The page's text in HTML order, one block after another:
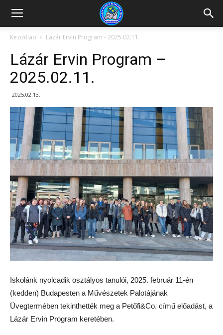
Kazincbarcikai
Pollack
Mihály
Általános
Iskola
Kezdőlap Lázár Ervin Program - 2025.02.11.
Lázár Ervin Program –
2025.02.11.
2025.02.13.
Iskolánk nyolcadik osztályos tanulói, 2025. február 11-én
(kedden) Budapesten a Művészetek Palotájának
Üvegtermében tekinthették meg a Petőfi&Co. című előadást, a
Lázár Ervin Program keretében.